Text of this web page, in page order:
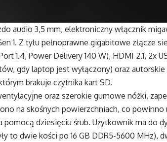
audio 3,5 mm, elektroniczny włącznik
1. Z tyłu pełnoprawne gigabitowe złącze
1.4, Power Delivery 140 W), HDMI 2.1, 2x
gdy laptop jest wyłączony) oraz autorskie
brakuje czytnika kart SD.
oraz szerokie gumowe nóżki,
na skośnych powierzchniach, co
dziesięciu śrub. Użytkownik ma do
to dwie kości po 16 GB DDR5-5600 MHz),